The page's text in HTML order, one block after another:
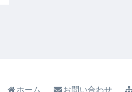
ホーム お問い合わせ